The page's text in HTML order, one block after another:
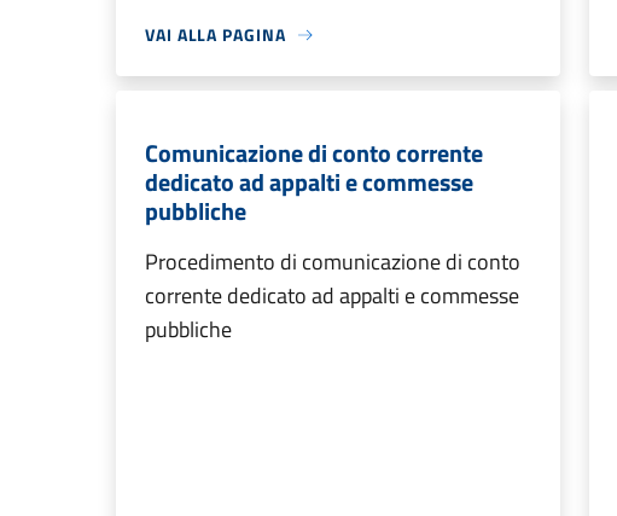
VAI ALLA PAGINA
Comunicazione di conto corrente
dedicato ad appalti e commesse
pubbliche
Procedimento di comunicazione di conto
corrente dedicato ad appalti e commesse
pubbliche